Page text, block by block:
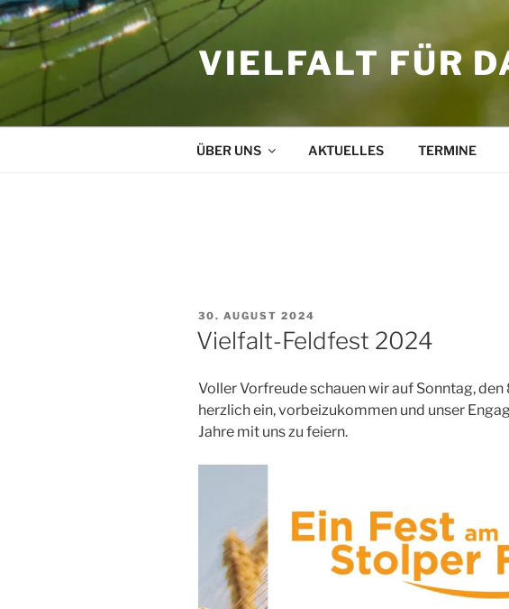
Zum
Inhalt
springen
VIELFALT FÜR
ÜBER UNS AKTUELLES TERMINE
VERÖFFENTLICHT
AM
30. AUGUST 2024
Vielfalt-Feldfest 2024
Voller Vorfreude schauen wir auf Sonntag,
herzlich ein, vorbeizukommen und unser
Jahre mit uns zu feiern.